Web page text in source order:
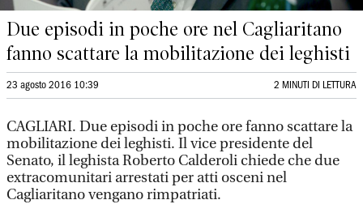
Due episodi in poche ore nel Cagliaritano
fanno scattare la mobilitazione dei leghisti
23 agosto 2016 10:39 2 MINUTI DI LETTURA
CAGLIARI. Due episodi in poche ore fanno scattare la
mobilitazione dei leghisti. Il vice presidente del
Senato, il leghista Roberto Calderoli chiede che due
extracomunitari arrestati per atti osceni nel
Cagliaritano vengano rimpatriati.